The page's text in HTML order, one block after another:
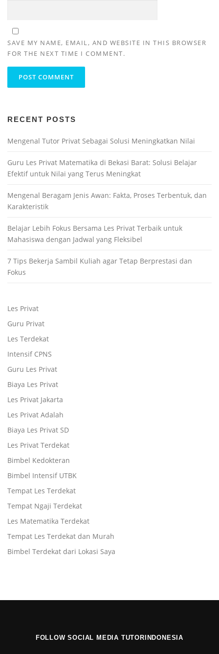
SAVE MY NAME, EMAIL, AND WEBSITE IN THIS BROWSER
FOR THE NEXT TIME I COMMENT.
RECENT POSTS
Mengenal Tutor Privat Sebagai Solusi Meningkatkan Nilai
Guru Les Privat Matematika di Bekasi Barat: Solusi Belajar
Efektif untuk Nilai yang Terus Meningkat
Mengenal Beragam Jenis Awan: Fakta, Proses Terbentuk, dan
Karakteristik
Belajar Lebih Fokus Bersama Les Privat Terbaik untuk
Mahasiswa dengan Jadwal yang Fleksibel
7 Tips Bekerja Sambil Kuliah agar Tetap Berprestasi dan
Fokus
Les Privat
Guru Privat
Les Terdekat
Intensif CPNS
Guru Les Privat
Biaya Les Privat
Les Privat Jakarta
Les Privat Adalah
Biaya Les Privat SD
Les Privat Terdekat
Bimbel Kedokteran
Bimbel Intensif UTBK
Tempat Les Terdekat
Tempat Ngaji Terdekat
Les Matematika Terdekat
Tempat Les Terdekat dan Murah
Bimbel Terdekat dari Lokasi Saya
FOLLOW SOCIAL MEDIA TUTORINDONESIA